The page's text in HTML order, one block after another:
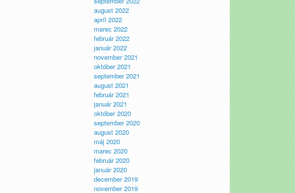
august 2022
apríl 2022
marec 2022
február 2022
január 2022
november 2021
október 2021
september 2021
august 2021
február 2021
január 2021
október 2020
september 2020
august 2020
máj 2020
marec 2020
február 2020
január 2020
december 2019
november 2019